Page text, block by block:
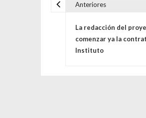
Anteriores
La redacción del
comenzar ya la
Instituto